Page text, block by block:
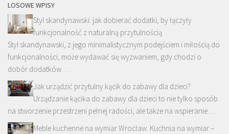
LOSOWE WPISY
Styl skandynawski: jak dobierać dodatki, by łączyły
funkcjonalność z naturalną przytulnością
Styl skandynawski, z jego minimalistycznym podejściem i miłością do
funkcjonalności, może wydawać się wyzwaniem, gdy chodzi o
dobór dodatków. …
Jak urządzić przytulny kącik do zabawy dla dzieci?
Urządzanie kącika do zabawy dla dzieci to nie tylko sposób
na stworzenie przestrzeni pełnej radości, ale także na wspieranie …
Meble kuchenne na wymiar Wrocław. Kuchnia na wymiar –